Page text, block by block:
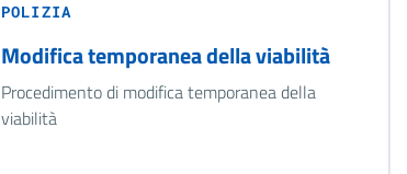
POLIZIA
Modifica temporanea della viabilità
Procedimento di modifica temporanea della
viabilità